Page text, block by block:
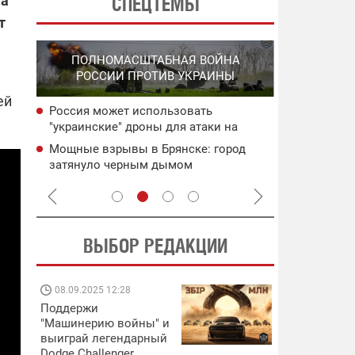
ПОЛНОМАСШТАБНАЯ ВОЙНА
РОССИИ ПРОТИВ УКРАИНЫ
Россия может использовать
"украинские" дроны для атаки на
страны Балтии – министр обороны
Литвы
Мощные взрывы в Брянске: город
затянуло черным дымом
ВЫБОР РЕДАКЦИИ
08.09.2025 12:28
Поддержи
"Машинерию войны" и
выиграй легендарный